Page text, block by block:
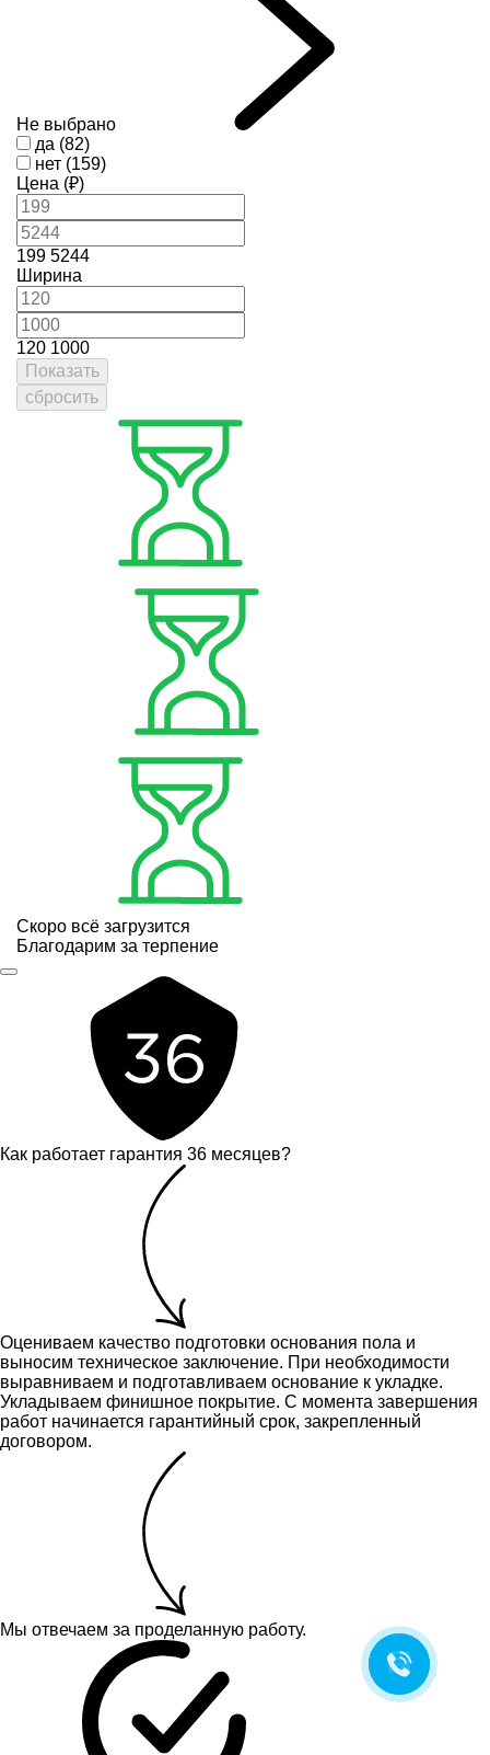
Не выбрано
да (82)
нет (159)
Цена (₽)
199 5244
Ширина
120 1000
Показать
сбросить
Скоро всё загрузится
Благодарим за терпение
Как работает гарантия 36 месяцев?
Оцениваем качество подготовки основания пола и
выносим техническое заключение. При необходимости
выравниваем и подготавливаем основание к укладке.
Укладываем финишное покрытие. С момента завершения
работ начинается гарантийный срок, закрепленный
договором.
Мы отвечаем за проделанную работу.